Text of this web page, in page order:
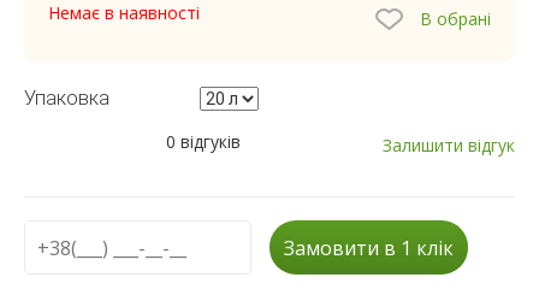
Немає в наявності В обрані
Упаковка
0 відгуків
Залишити відгук
Замовити в 1 клік